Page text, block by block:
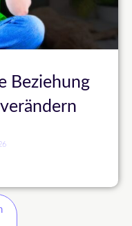
Beziehung